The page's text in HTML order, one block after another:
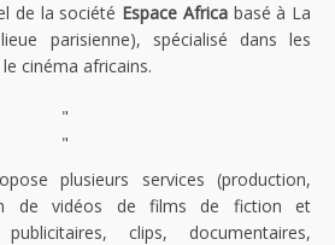
de la société Espace Africabasé à La
parisienne), spécialisé dans les
cinéma africains.
"
"
plusieurs services (production,
de vidéos de films de fiction et
clips, documentaires,